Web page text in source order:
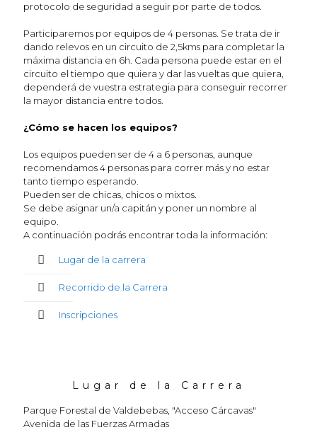
protocolo de seguridad a seguir por parte de todos.
Participaremos por equipos de 4 personas. Se trata de ir
dando relevos en un circuito de 2,5kms para completar la
máxima distancia en 6h. Cada persona puede estar en el
circuito el tiempo que quiera y dar las vueltas que quiera,
dependerá de vuestra estrategia para conseguir recorrer
la mayor distancia entre todos.
¿Cómo se hacen los equipos?
Los equipos pueden ser de 4 a 6 personas, aunque
recomendamos 4 personas para correr más y no estar
tanto tiempo esperando.
Pueden ser de chicas, chicos o mixtos.
Se debe asignar un/a capitán y poner un nombre al
equipo.
A continuación podrás encontrar toda la información:
Lugar de la carrera
Recorrido de la Carrera
Inscripciones
Lugar de la Carrera
Parque Forestal de Valdebebas, "Acceso Cárcavas"
Avenida de las Fuerzas Armadas